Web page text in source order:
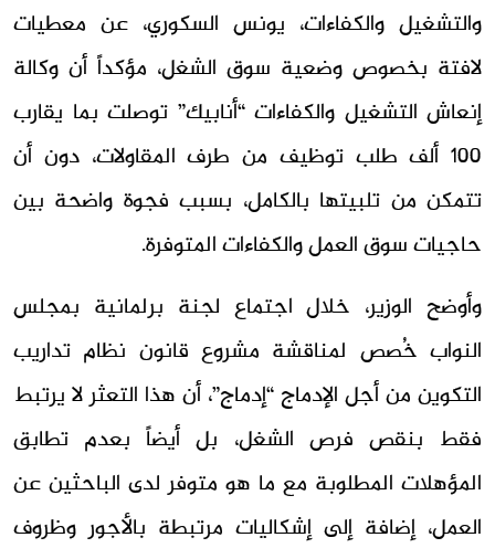
والتشغيل والكفاءات، يونس السكوري، عن معطيات
لافتة بخصوص وضعية سوق الشغل، مؤكداً أن وكالة
إنعاش التشغيل والكفاءات “أنابيك” توصلت بما يقارب
100 ألف طلب توظيف من طرف المقاولات، دون أن
تتمكن من تلبيتها بالكامل، بسبب فجوة واضحة بين
حاجيات سوق العمل والكفاءات المتوفرة.
وأوضح الوزير، خلال اجتماع لجنة برلمانية بمجلس
النواب خُصص لمناقشة مشروع قانون نظام تداريب
التكوين من أجل الإدماج “إدماج”، أن هذا التعثر لا يرتبط
فقط بنقص فرص الشغل، بل أيضاً بعدم تطابق
المؤهلات المطلوبة مع ما هو متوفر لدى الباحثين عن
العمل، إضافة إلى إشكاليات مرتبطة بالأجور وظروف